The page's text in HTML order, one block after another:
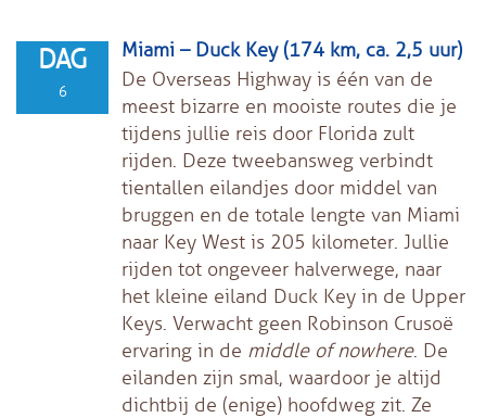
DAG
6
Miami – Duck Key (174 km, ca. 2,5 uur)
De Overseas Highway is één van de
meest bizarre en mooiste routes die je
tijdens jullie reis door Florida zult
rijden. Deze tweebansweg verbindt
tientallen eilandjes door middel van
bruggen en de totale lengte van Miami
naar Key West is 205 kilometer. Jullie
rijden tot ongeveer halverwege, naar
het kleine eiland Duck Key in de Upper
Keys. Verwacht geen Robinson Crusoë
ervaring in de middle of nowhere. De
eilanden zijn smal, waardoor je altijd
dichtbij de (enige) hoofdweg zit. Ze